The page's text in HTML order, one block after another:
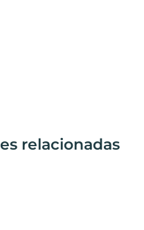
relacionadas